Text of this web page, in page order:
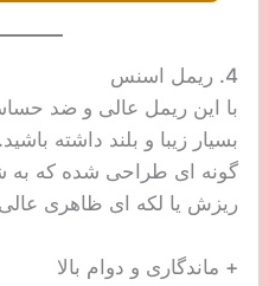
4. ریمل اسنس
با این ریمل عالی و ضد
بسیار زیبا و بلند داشته
گونه ای طراحی شده که به
ریزش یا لکه ای ظاهری
+ ماندگاری و دوام بالا